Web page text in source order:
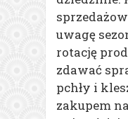
uwagę
rotację
zdawać
pchły i
zakupem